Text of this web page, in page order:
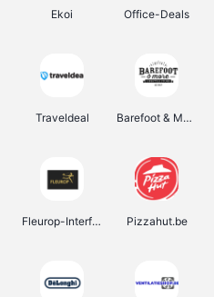
Ekoi Office-Deals
Traveldeal Barefoot & More
Fleurop-Interflora Pizzahut.be